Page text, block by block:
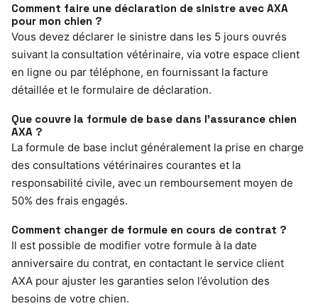
Comment faire une déclaration de sinistre avec AXA
pour mon chien ?
Vous devez déclarer le sinistre dans les 5 jours ouvrés
suivant la consultation vétérinaire, via votre espace client
en ligne ou par téléphone, en fournissant la facture
détaillée et le formulaire de déclaration.
Que couvre la formule de base dans l’assurance chien
AXA ?
La formule de base inclut généralement la prise en charge
des consultations vétérinaires courantes et la
responsabilité civile, avec un remboursement moyen de
50% des frais engagés.
Comment changer de formule en cours de contrat ?
Il est possible de modifier votre formule à la date
anniversaire du contrat, en contactant le service client
AXA pour ajuster les garanties selon l’évolution des
besoins de votre chien.